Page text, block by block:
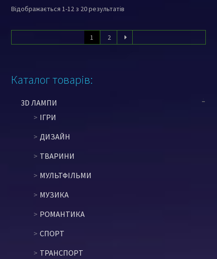
Відображається 1-12 з 20 результатів
1 2
Каталог товарів:
3D ЛАМПИ
ІГРИ
ДИЗАЙН
ТВАРИНИ
МУЛЬТФІЛЬМИ
МУЗИКА
РОМАНТИКА
СПОРТ
ТРАНСПОРТ